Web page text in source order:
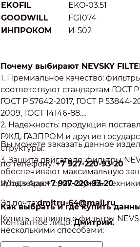
EKOFIL
EKO-03.51
GOODWILL
FG1074
ИНПРОКОМ
И-502
Почему выбирают NEVSKY
1. Премиальное качество: фильтры
соответствуют стандартам ГОСТ
ГОСТ Р 57642-2017, ГОСТ Р 53844-
2009, ГОСТ 14146-88.
2. Надежность: продукция
РЖД, ГАЗПРОМ и другие
структуры.
3. Защита двигателя: фильтры
обеспечивают максимальную
продлевают срок службы
Как выбрать и где купить
Купить топливные фильтры
несколькими способами:
1. Непосредственно у
Вы можете заказать данное
по телефону:+7 927-220-93-20
Whats App:+7 927-220-93-20
Эл.почта:dmitru-64@mail.ru
Контактное лицо:Дмитрий.